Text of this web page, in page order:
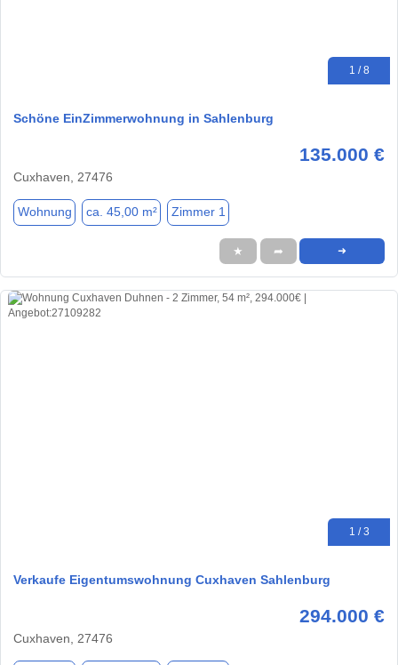
1 / 8
Schöne EinZimmerwohnung in Sahlenburg
135.000 €
Cuxhaven, 27476
Wohnung ca. 45,00 m² Zimmer 1
★ ➦ ➜
1 / 3
Verkaufe Eigentumswohnung Cuxhaven Sahlenburg
294.000 €
Cuxhaven, 27476